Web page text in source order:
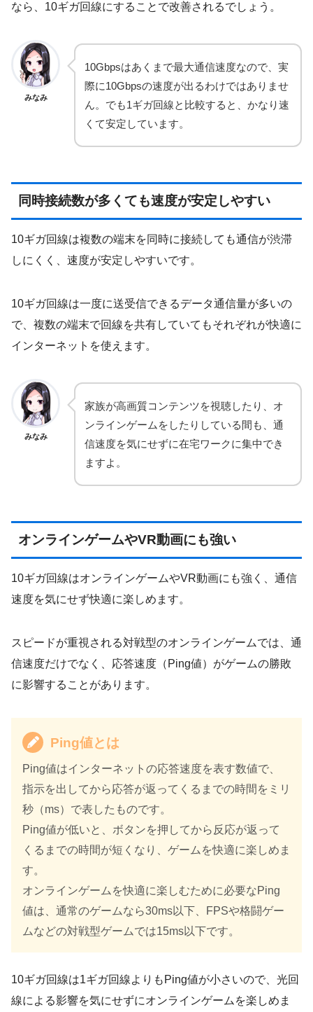
なら、10ギガ回線にすることで改善されるでしょう。
みなみ
10Gbpsはあくまで最大通信速度なので、実
際に10Gbpsの速度が出るわけではありませ
ん。でも1ギガ回線と比較すると、かなり速
くて安定しています。
同時接続数が多くても速度が安定しやすい
10ギガ回線は複数の端末を同時に接続しても通信が渋滞
しにくく、速度が安定しやすいです。
10ギガ回線は一度に送受信できるデータ通信量が多いの
で、複数の端末で回線を共有していてもそれぞれが快適に
インターネットを使えます。
みなみ
家族が高画質コンテンツを視聴したり、オ
ンラインゲームをしたりしている間も、通
信速度を気にせずに在宅ワークに集中でき
ますよ。
オンラインゲームやVR動画にも強い
10ギガ回線はオンラインゲームやVR動画にも強く、通信
速度を気にせず快適に楽しめます。
スピードが重視される対戦型のオンラインゲームでは、通
信速度だけでなく、応答速度（Ping値）がゲームの勝敗
に影響することがあります。
Ping値とは
Ping値はインターネットの応答速度を表す数値で、
指示を出してから応答が返ってくるまでの時間をミリ
秒（ms）で表したものです。
Ping値が低いと、ボタンを押してから反応が返って
くるまでの時間が短くなり、ゲームを快適に楽しめま
す。
オンラインゲームを快適に楽しむために必要なPing
値は、通常のゲームなら30ms以下、FPSや格闘ゲー
ムなどの対戦型ゲームでは15ms以下です。
10ギガ回線は1ギガ回線よりもPing値が小さいので、光回
線による影響を気にせずにオンラインゲームを楽しめま